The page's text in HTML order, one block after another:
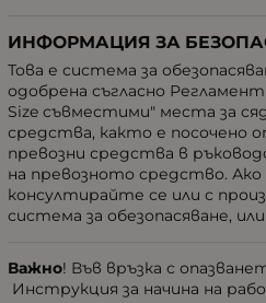
ИНФОРМАЦИЯ ЗА
Това е система за
одобрена съгласно
Size съвместими" места за
средства, както е посочено
превозни средства в
на превозното средство. Ако
консултирайте се или с
система за обезопасяване,
Важно! Във връзка с
Инструкция за начина на